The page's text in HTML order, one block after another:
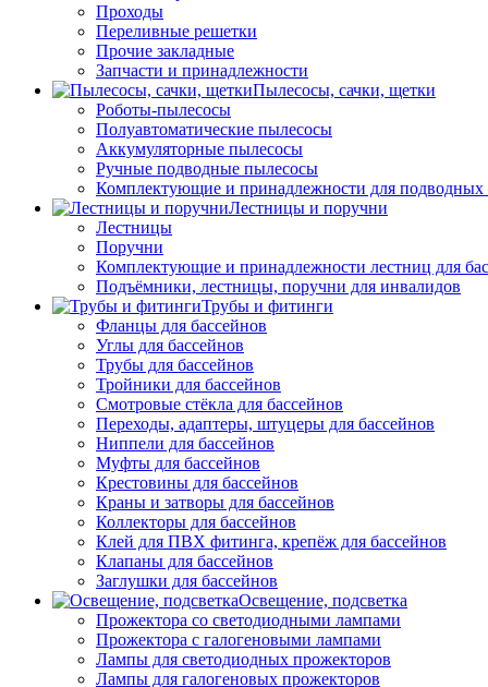
Проходы
Переливные решетки
Прочие закладные
Запчасти и принадлежности
Пылесосы, сачки, щетки
Роботы-пылесосы
Полуавтоматические пылесосы
Аккумуляторные пылесосы
Ручные подводные пылесосы
Комплектующие и принадлежности для подводных
Лестницы и поручни
Лестницы
Поручни
Комплектующие и принадлежности лестниц для
Подъёмники, лестницы, поручни для инвалидов
Трубы и фитинги
Фланцы для бассейнов
Углы для бассейнов
Трубы для бассейнов
Тройники для бассейнов
Смотровые стёкла для бассейнов
Переходы, адаптеры, штуцеры для бассейнов
Ниппели для бассейнов
Муфты для бассейнов
Крестовины для бассейнов
Краны и затворы для бассейнов
Коллекторы для бассейнов
Клей для ПВХ фитинга, крепёж для бассейнов
Клапаны для бассейнов
Заглушки для бассейнов
Освещение, подсветка
Прожектора со светодиодными лампами
Прожектора с галогеновыми лампами
Лампы для светодиодных прожекторов
Лампы для галогеновых прожекторов